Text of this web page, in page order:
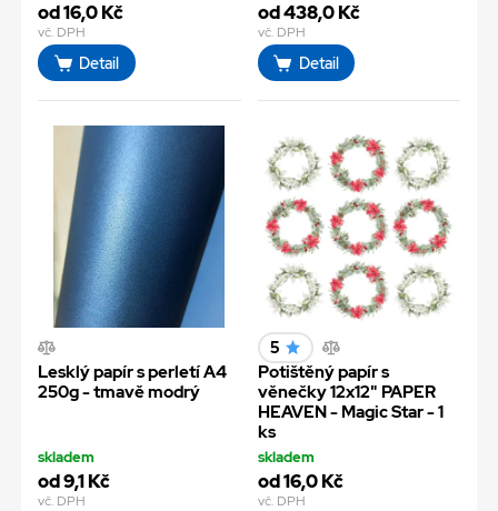
od 16,0 Kč
vč. DPH
Detail
od 438,0 Kč
vč. DPH
Detail
Lesklý papír s perletí A4
250g - tmavě modrý
skladem
od 9,1 Kč
vč. DPH
5
Potištěný papír s
věnečky 12x12" PAPER
HEAVEN - Magic Star - 1
ks
skladem
od 16,0 Kč
vč. DPH